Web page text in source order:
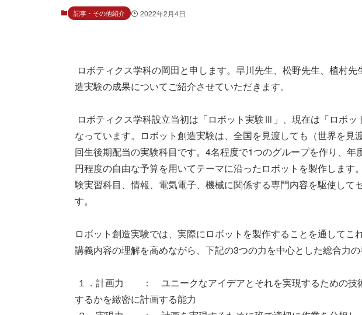
記事・その他紹介 2022年2月4日
造実験の成果についてご紹介させていただきます。
なっています。ロボット創造実験は、全国を見渡しても（世界を見
回生後期配当の実験科目です。4名程度で1つのグループを作り、
円程度の自由な予算を用いてテーマに沿ったロボットを製作します
験実習科目、情報、電気電子、機械に関係する専門内容を駆使して
す。
ロボット創造実験では、実際にロボットを製作することを通してこ
講義内容の理解を高めながら、下記の3つの力を中心とした総合力の
するかを緻密に計画する能力